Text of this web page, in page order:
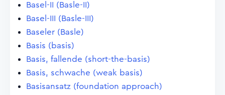
Basel-II (Basle-II)
Basel-III (Basle-III)
Baseler (Basle)
Basis (basis)
Basis, fallende (short-the-basis)
Basis, schwache (weak basis)
Basisansatz (foundation approach)